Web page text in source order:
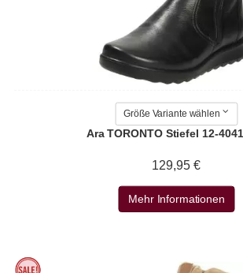
Größe Variante wählen
Ara TORONTO Stiefel 12-
129,95 €
Mehr Informationen